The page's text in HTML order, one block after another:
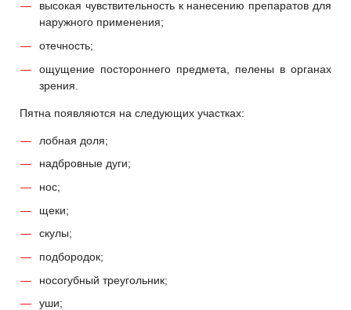
высокая чувствительность к нанесению препаратов для
наружного применения;
отечность;
ощущение постороннего предмета, пелены в органах
зрения.
Пятна появляются на следующих участках:
лобная доля;
надбровные дуги;
нос;
щеки;
скулы;
подбородок;
носогубный треугольник;
уши;